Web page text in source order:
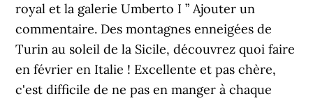
royal et la galerie Umberto I ” Ajouter un
commentaire. Des montagnes enneigées de
Turin au soleil de la Sicile, découvrez quoi faire
en février en Italie ! Excellente et pas chère,
c'est difficile de ne pas en manger à chaque